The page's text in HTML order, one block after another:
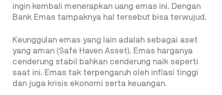
ingin kembali menerapkan uang emas ini. Dengan
Bank Emas tampaknya hal tersebut bisa terwujud.
Keunggulan emas yang lain adalah sebagai aset
yang aman (Safe Haven Asset). Emas harganya
cenderung stabil bahkan cenderung naik seperti
saat ini. Emas tak terpengaruh oleh inflasi tinggi
dan juga krisis ekonomi serta keuangan.